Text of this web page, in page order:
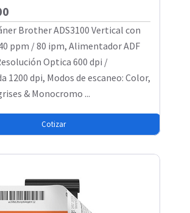
Brother ADS3100 Vertical con
ppm / 80 ipm, Alimentador ADF
Optica 600 dpi /
1200 dpi, Modos de escaneo: Color,
& Monocromo ...
Cotizar